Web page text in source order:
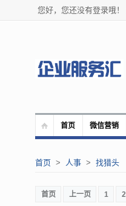
您好，您还没有登录哦！
首页 微信营销
首页> 人事> 找猎头
首页 上一页 1 2